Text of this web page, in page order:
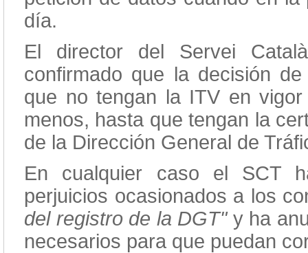
día.
El director del Servei
confirmado que la decisión
que no tengan la ITV en
menos, hasta que tengan la
de la Dirección General de
En cualquier caso el SCT
perjuicios ocasionados a los
del registro de la DGT"y ha
necesarios para que puedan